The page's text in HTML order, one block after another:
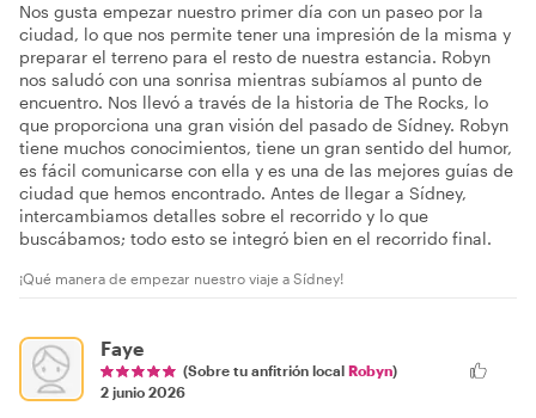
Nos gusta empezar nuestro primer día con un paseo por la
ciudad, lo que nos permite tener una impresión de la misma y
preparar el terreno para el resto de nuestra estancia. Robyn
nos saludó con una sonrisa mientras subíamos al punto de
encuentro. Nos llevó a través de la historia de The Rocks, lo
que proporciona una gran visión del pasado de Sídney. Robyn
tiene muchos conocimientos, tiene un gran sentido del humor,
es fácil comunicarse con ella y es una de las mejores guías de
ciudad que hemos encontrado. Antes de llegar a Sídney,
intercambiamos detalles sobre el recorrido y lo que
buscábamos; todo esto se integró bien en el recorrido final.
¡Qué manera de empezar nuestro viaje a Sídney!
Faye
(Sobre tu anfitrión local Robyn)
2 junio 2026